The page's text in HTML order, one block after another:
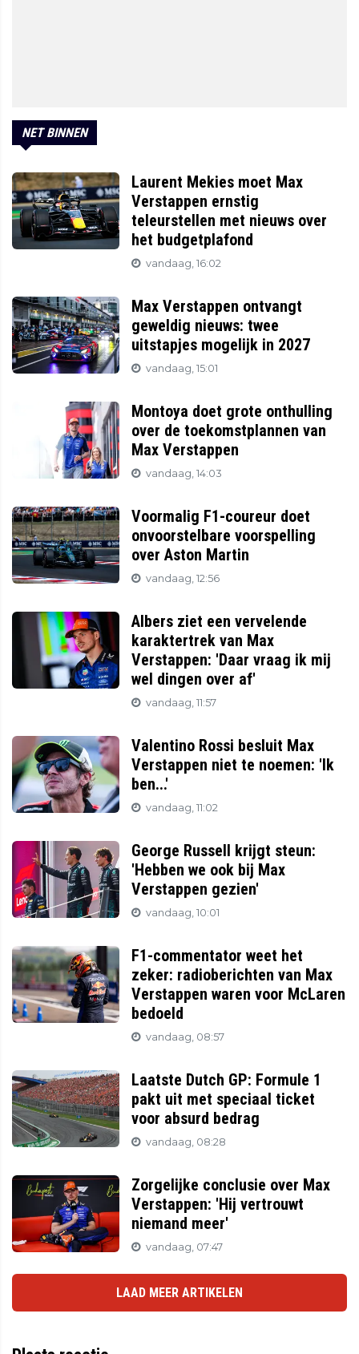
NET BINNEN
Laurent Mekies moet Max
Verstappen ernstig
teleurstellen met nieuws over
het budgetplafond
vandaag, 16:02
Max Verstappen ontvangt
geweldig nieuws: twee
uitstapjes mogelijk in 2027
vandaag, 15:01
Montoya doet grote onthulling
over de toekomstplannen van
Max Verstappen
vandaag, 14:03
Voormalig F1-coureur doet
onvoorstelbare voorspelling
over Aston Martin
vandaag, 12:56
Albers ziet een vervelende
karaktertrek van Max
Verstappen: 'Daar vraag ik mij
wel dingen over af'
vandaag, 11:57
Valentino Rossi besluit Max
Verstappen niet te noemen: 'Ik
ben...'
vandaag, 11:02
George Russell krijgt steun:
'Hebben we ook bij Max
Verstappen gezien'
vandaag, 10:01
F1-commentator weet het
zeker: radioberichten van Max
Verstappen waren voor McLaren
bedoeld
vandaag, 08:57
Laatste Dutch GP: Formule 1
pakt uit met speciaal ticket
voor absurd bedrag
vandaag, 08:28
Zorgelijke conclusie over Max
Verstappen: 'Hij vertrouwt
niemand meer'
vandaag, 07:47
LAAD MEER ARTIKELEN